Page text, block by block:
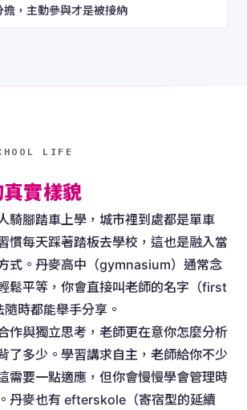
擔，主動參與才是被接納
LIFE
實樣貌
騎腳踏車上學，城市裡到處都是單車
慣每天踩著踏板去學校，這也是融入當
式。丹麥高中（gymnasium）通常念
鬆平等，你會直接叫老師的名字（first
時都能舉手分享。
作與獨立思考，老師更在意你怎麼分析
了多少。學習講求自主，老師給你不少
需要一點適應，但你會慢慢學會管理時
丹麥也有 efterskole（寄宿型的延續